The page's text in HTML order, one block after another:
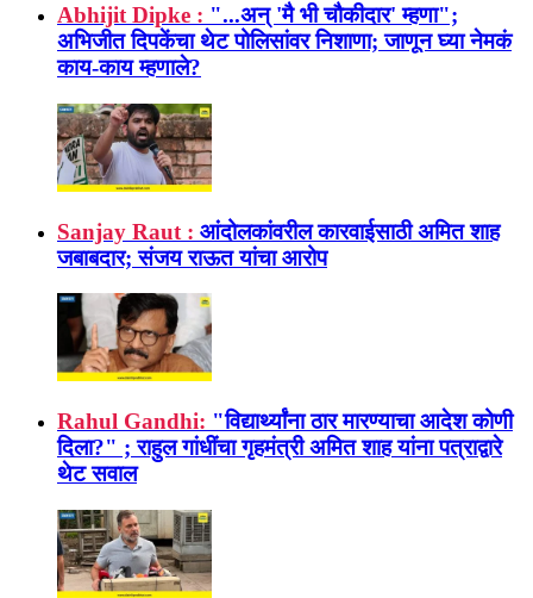
Abhijit Dipke : "...अन् 'मै भी चौकीदार' म्हणा";
अभिजीत दिपकेंचा थेट पोलिसांवर निशाणा; जाणून घ्या नेमकं
काय-काय म्हणाले?
Sanjay Raut : आंदोलकांवरील कारवाईसाठी अमित शाह
जबाबदार; संजय राऊत यांचा आरोप
Rahul Gandhi: "विद्यार्थ्यांना ठार मारण्याचा आदेश कोणी
दिला?" ; राहुल गांधींचा गृहमंत्री अमित शाह यांना पत्राद्वारे
थेट सवाल